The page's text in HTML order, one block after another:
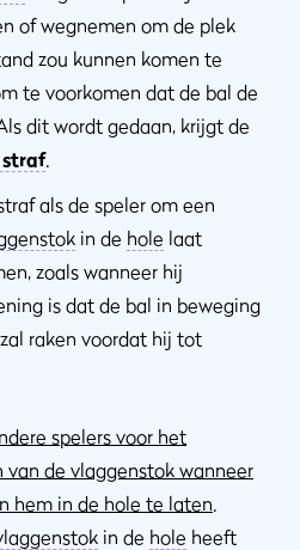
of wegnemen om de plek
zou kunnen komen te
te voorkomen dat de bal de
dit wordt gedaan, krijgt de
straf.
als de speler om een
in de hole laat
zoals wanneer hij
is dat de bal in beweging
raken voordat hij tot
spelers voor het
de vlaggenstok wanneer
hem in de hole te laten.
in de hole heeft